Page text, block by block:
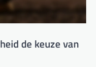
de keuze van